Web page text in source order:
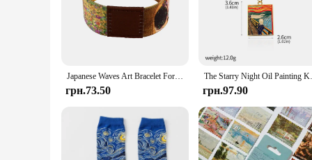
Japanese Waves Art Bracelet For Women Men Armband Sport Wristband Van Gogh Elastic Bangle Bracelets Fashion Accessories Gift
грн.73.50
The Starry Night Oil
грн.97.90